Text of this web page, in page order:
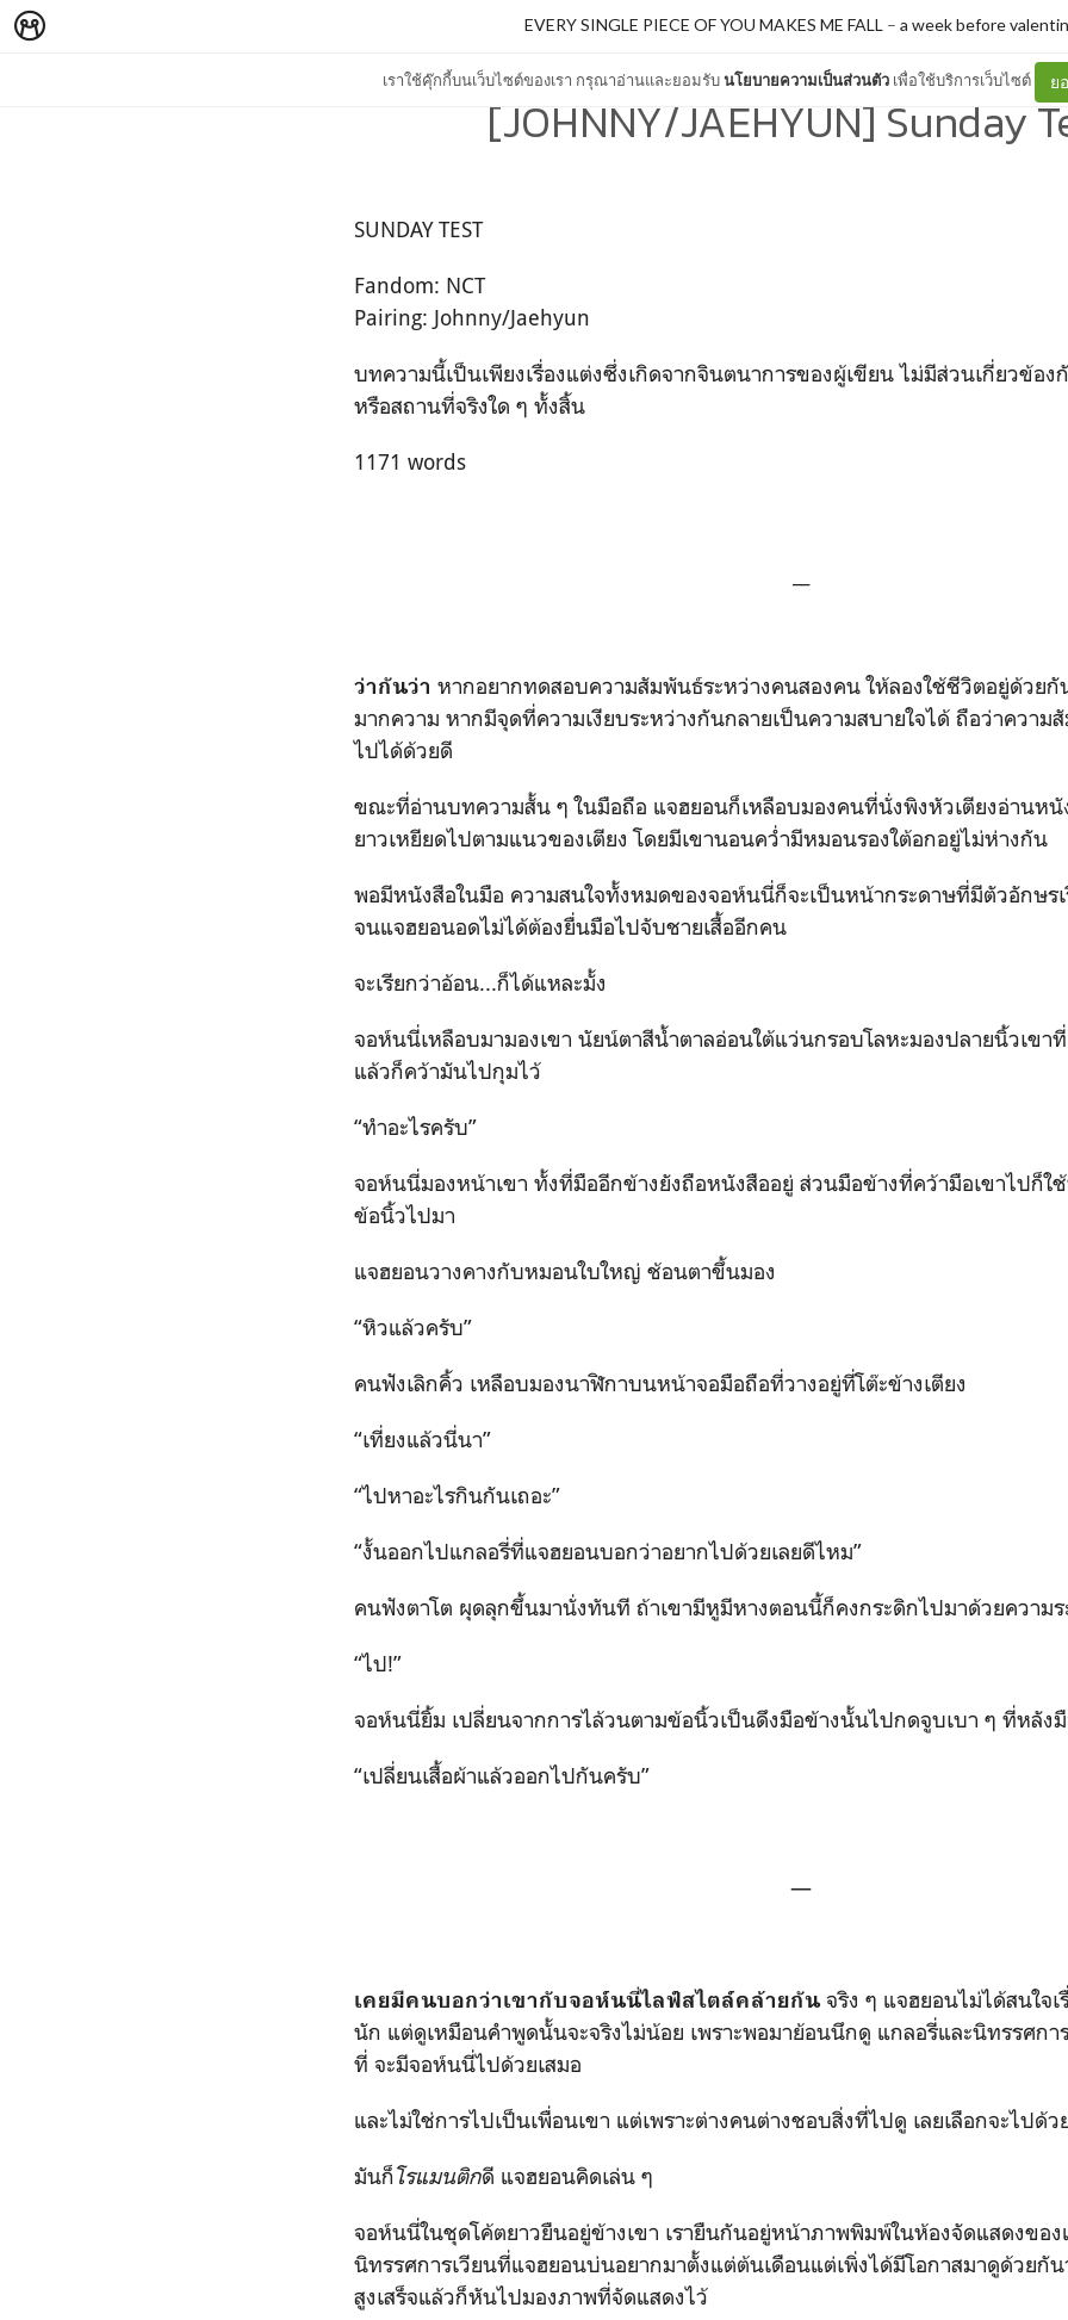
เราใช้คุ๊กกี้บนเว็บไซต์ของเรา กรุณาอ่านและยอมรับนโยบายความเป็นส่วนตัว เพื่อใช้บริการเว็บไซต์ ย
EVERY SINGLE PIECE OF YOU MAKES ME FALL – a week before
[JOHNNY/JAEHYUN] Sunday
SUNDAY TEST
Fandom: NCT
Pairing: Johnny/Jaehyun
บทความนี้เป็นเพียงเรื่องแต่งซึ่งเกิดจากจินตนาการของผู้เขียน ไม่มีส่วนเกี่ยวข้อ
หรือสถานที่จริงใด ๆ ทั้งสิ้น
1171 words
ว่ากันว่า หากอยากทดสอบความสัมพันธ์ระหว่างคนสองคน ให้ลองใช้ชีวิตอยู่ด้วยกั
มากความ หากมีจุดที่ความเงียบระหว่างกันกลายเป็นความสบายใจได้ ถือว่าความ
ไปได้ด้วยดี
ขณะที่อ่านบทความสั้น ๆ ในมือถือ แจฮยอนก็เหลือบมองคนที่นั่งพิงหัวเตียงอ่านห
ยาวเหยียดไปตามแนวของเตียง โดยมีเขานอนคว่ำมีหมอนรองใต้อกอยู่ไม่ห่างกัน
พอมีหนังสือในมือ ความสนใจทั้งหมดของจอห์นนี่ก็จะเป็นหน้ากระดาษที่มีตัวอักษรเ
จนแจฮยอนอดไม่ได้ต้องยื่นมือไปจับชายเสื้ออีกคน
จะเรียกว่าอ้อน...ก็ได้แหละมั้ง
จอห์นนี่เหลือบมามองเขา นัยน์ตาสีน้ำตาลอ่อนใต้แว่นกรอบโลหะมองปลายนิ้วเขาที่
แล้วก็คว้ามันไปกุมไว้
“ทำอะไรครับ”
จอห์นนี่มองหน้าเขา ทั้งที่มืออีกข้างยังถือหนังสืออยู่ ส่วนมือข้างที่คว้ามือเขาไปก็ใ
ข้อนิ้วไปมา
แจฮยอนวางคางกับหมอนใบใหญ่ ช้อนตาขึ้นมอง
“หิวแล้วครับ”
คนฟังเลิกคิ้ว เหลือบมองนาฬิกาบนหน้าจอมือถือที่วางอยู่ที่โต๊ะข้างเตียง
“เที่ยงแล้วนี่นา”
“ไปหาอะไรกินกันเถอะ”
“งั้นออกไปแกลอรี่ที่แจฮยอนบอกว่าอยากไปด้วยเลยดีไหม”
คนฟังตาโต ผุดลุกขึ้นมานั่งทันที ถ้าเขามีหูมีหางตอนนี้ก็คงกระดิกไปมาด้วยความร
“ไป!”
จอห์นนี่ยิ้ม เปลี่ยนจากการไล้วนตามข้อนิ้วเป็นดึงมือข้างนั้นไปกดจูบเบา ๆ ที่หลัง
“เปลี่ยนเสื้อผ้าแล้วออกไปกันครับ”
—
เคยมีคนบอกว่าเขากับจอห์นนี่ไลฟ์สไตล์คล้ายกันจริง ๆ แจฮยอนไม่ได้สนใจ
นัก แต่ดูเหมือนคำพูดนั้นจะจริงไม่น้อย เพราะพอมาย้อนนึกดู แกลอรี่และนิทรรศกา
ที่ จะมีจอห์นนี่ไปด้วยเสมอ
และไม่ใช่การไปเป็นเพื่อนเขา แต่เพราะต่างคนต่างชอบสิ่งที่ไปดู เลยเลือกจะไปด้
มันก็โรแมนติกดี แจฮยอนคิดเล่น ๆ
จอห์นนี่ในชุดโค้ตยาวยืนอยู่ข้างเขา เรายืนกันอยู่หน้าภาพพิมพ์ในห้องจัดแสดงขอ
นิทรรศการเวียนที่แจฮยอนบ่นอยากมาตั้งแต่ต้นเดือนแต่เพิ่งได้มีโอกาสมาดูด้วยกั
สูงเสร็จแล้วก็หันไปมองภาพที่จัดแสดงไว้